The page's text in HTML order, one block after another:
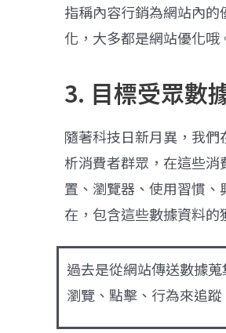
指稱內容行銷為網站內
化，大多都是網站優化哦
3. 目標受眾數
隨著科技日新月異，我
析消費者群眾，在這些
置、瀏覽器、使用習慣
在，包含這些數據資料的
過去是從網站傳送數據
瀏覽、點擊、行為來追